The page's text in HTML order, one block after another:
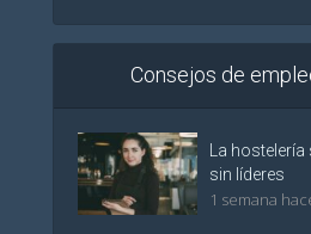
Consejos de
La
sin líderes
1 semana